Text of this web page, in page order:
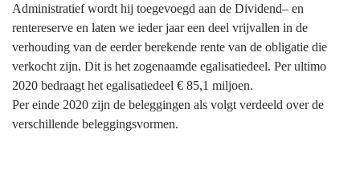
Administratief wordt hij toegevoegd aan de Dividend– en
rentereserve en laten we ieder jaar een deel vrijvallen in de
verhouding van de eerder berekende rente van de obligatie die
verkocht zijn. Dit is het zogenaamde egalisatiedeel. Per ultimo
2020 bedraagt het egalisatiedeel € 85,1 miljoen.
Per einde 2020 zijn de beleggingen als volgt verdeeld over de
verschillende beleggingsvormen.